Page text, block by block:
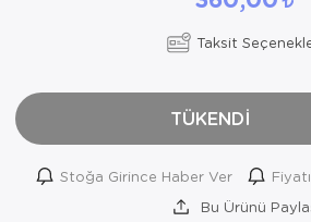
Taksit
TÜKENDİ
Stoğa Girince Haber Ver
Bu Ürünü